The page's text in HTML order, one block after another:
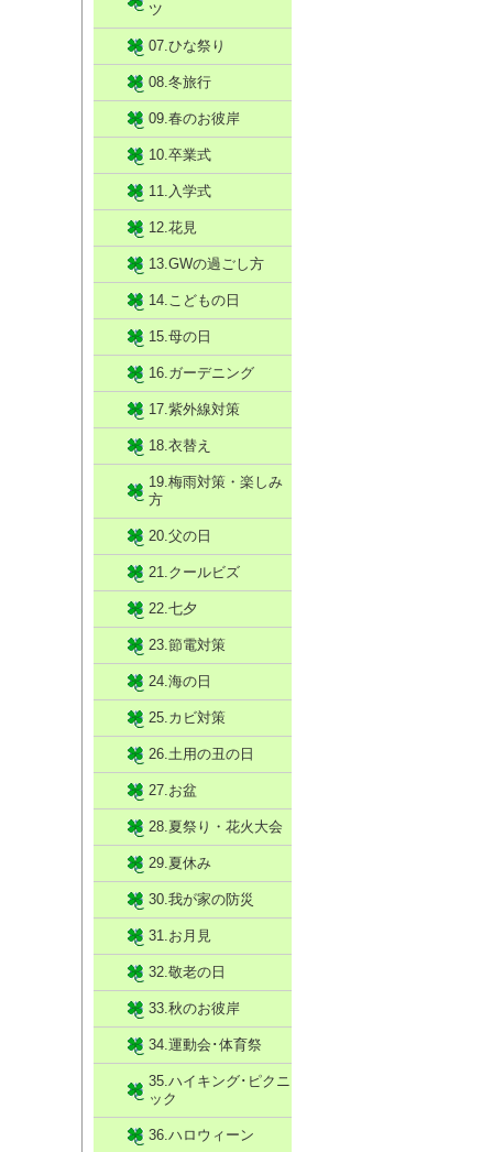
ツ
07.ひな祭り
08.冬旅行
09.春のお彼岸
10.卒業式
11.入学式
12.花見
13.GWの過ごし方
14.こどもの日
15.母の日
16.ガーデニング
17.紫外線対策
18.衣替え
19.梅雨対策・楽しみ
方
20.父の日
21.クールビズ
22.七夕
23.節電対策
24.海の日
25.カビ対策
26.土用の丑の日
27.お盆
28.夏祭り・花火大会
29.夏休み
30.我が家の防災
31.お月見
32.敬老の日
33.秋のお彼岸
34.運動会･体育祭
35.ハイキング･ピクニ
ック
36.ハロウィーン